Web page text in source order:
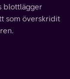
blottlägger
som överskridit